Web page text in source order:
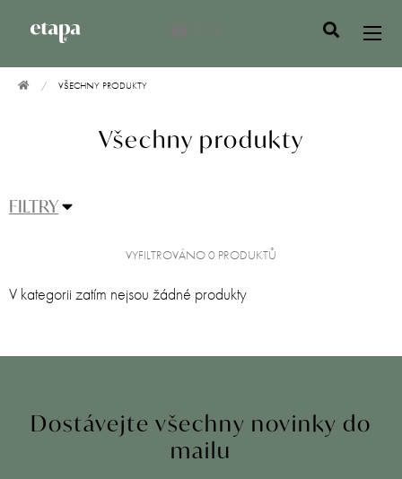
VŠECHNY PRODUKTY
Všechny produkty
FILTRY
VYFILTROVÁNO 0 PRODUKTŮ
V kategorii zatím nejsou žádné produkty
Dostávejte všechny novinky do
mailu